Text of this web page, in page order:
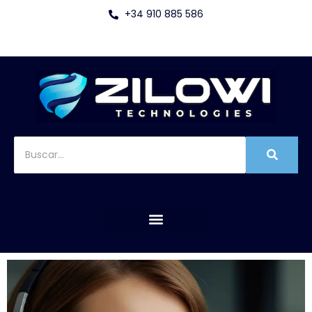
+34 910 885 586